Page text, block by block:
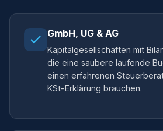
GmbH, UG & AG
Kapitalgesellschaften mit
die eine saubere laufende
einen erfahrenen
KSt-Erklärung brauchen.